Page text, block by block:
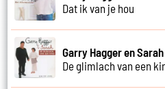
Dat ik van je hou
Garry Hagger en
De glimlach van een